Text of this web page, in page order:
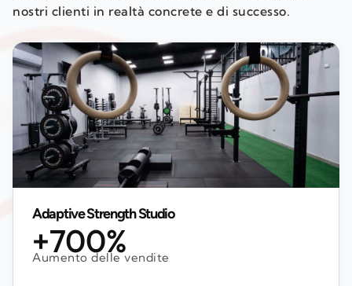
nostri clienti in realtà concrete e di successo.
Adaptive Strength Studio
+700%
Aumento delle vendite